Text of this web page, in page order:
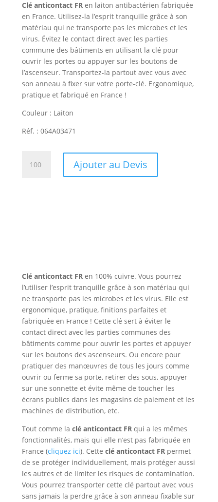
Clé anticontact FRen laiton antibactérien fabriquée
en France. Utilisez-la l’esprit tranquille grâce à son
matériau qui ne transporte pas les microbes et les
virus. Évitez le contact direct avec les parties
commune des bâtiments en utilisant la clé pour
ouvrir les portes ou appuyer sur les boutons de
l’ascenseur. Transportez-la partout avec vous avec
son anneau à fixer sur votre porte-clé. Ergonomique,
pratique et fabriqué en France !
Couleur : Laiton
Réf. : 064A03471
Ajouter au Devis
Clé anticontactFRen 100% cuivre. Vous pourrez
l’utiliser l’esprit tranquille grâce à son matériau qui
ne transporte pas les microbes et les virus. Elle est
ergonomique, pratique, finitions parfaites et
fabriquée en France ! Cette clé sert à éviter le
contact direct avec les parties communes des
bâtiments comme pour ouvrir les portes et appuyer
sur les boutons des ascenseurs. Ou encore pour
pratiquer des manœuvres de tous les jours comme
ouvrir ou ferme sa porte, retirer des sous, appuyer
sur une sonnette et évite même de toucher les
écrans publics dans les magasins de paiement et les
machines de distribution, etc.
Tout comme la clé anticontactFRqui a les mêmes
fonctionnalités, mais qui elle n’est pas fabriquée en
France (cliquez ici). Cette clé anticontact FRpermet
de se protéger individuellement, mais protéger aussi
les autres et de limiter les risques de contamination.
Vous pourrez transporter cette clé partout avec vous
sans jamais la perdre grâce à son anneau fixable sur